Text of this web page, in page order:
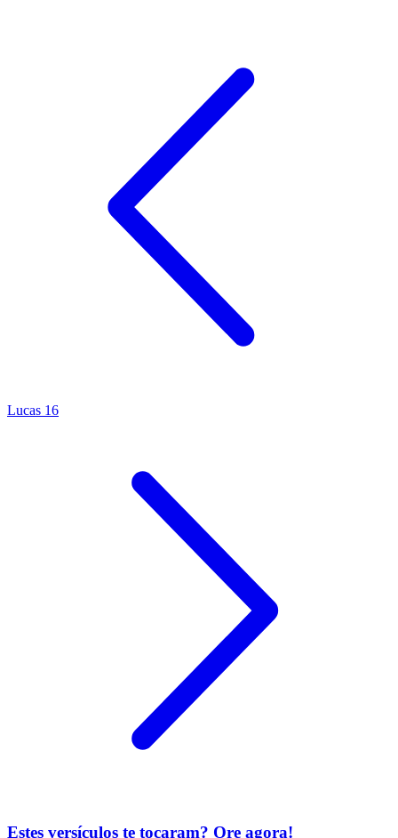
Lucas 16
Estes versículos te tocaram? Ore agora!